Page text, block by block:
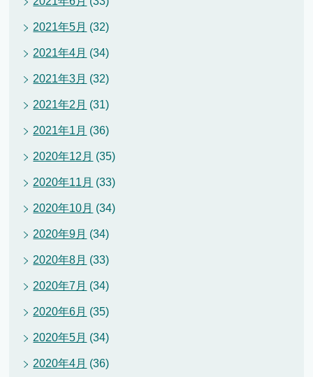
2021年5月 (32)
2021年4月 (34)
2021年3月 (32)
2021年2月 (31)
2021年1月 (36)
2020年12月 (35)
2020年11月 (33)
2020年10月 (34)
2020年9月 (34)
2020年8月 (33)
2020年7月 (34)
2020年6月 (35)
2020年5月 (34)
2020年4月 (36)